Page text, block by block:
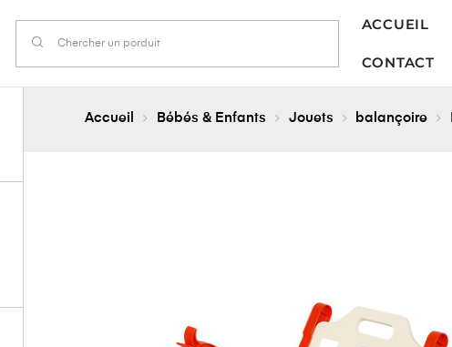
ACCUEIL
CONTACT
Accueil Bébés & Enfants Jouets balançoire